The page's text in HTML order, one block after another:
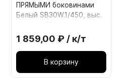
ПРЯМЫМИ боковинами
Белый SB30W.1/450, выс.
1 859,00 ₽ / к/т
В корзину